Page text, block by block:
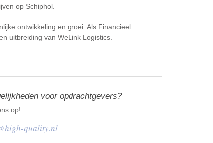
op Schiphol.
ontwikkeling en groei. Als Financieel
uitbreiding van WeLink Logistics.
voor opdrachtgevers?
op!
quality.nl